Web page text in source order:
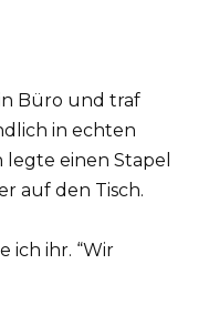
Büro und traf
in echten
einen Stapel
auf den Tisch.
ich ihr. “Wir